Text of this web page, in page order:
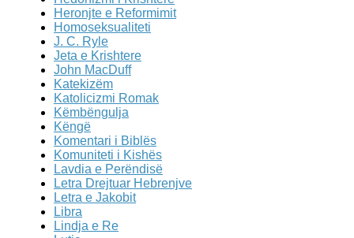
Heronjte e Reformimit
Homoseksualiteti
J. C. Ryle
Jeta e Krishtere
John MacDuff
Katekizëm
Katolicizmi Romak
Këmbëngulja
Këngë
Komentari i Biblës
Komuniteti i Kishës
Lavdia e Perëndisë
Letra Drejtuar Hebrenjve
Letra e Jakobit
Libra
Lindja e Re